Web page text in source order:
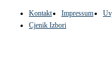
Kontakt Impressum
Cjenik Izbori